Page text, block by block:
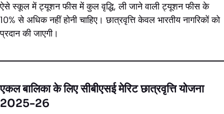
ऐसे स्कूल में ट्यूशन फीस में कुल वृद्धि, ली जाने वाली ट्यूशन फीस के
10% से अधिक नहीं होनी चाहिए। छात्रवृत्ति केवल भारतीय नागरिकों को
प्रदान की जाएगी।
एकल बालिका के लिए सीबीएसई मेरिट छात्रवृत्ति योजना
2025-26